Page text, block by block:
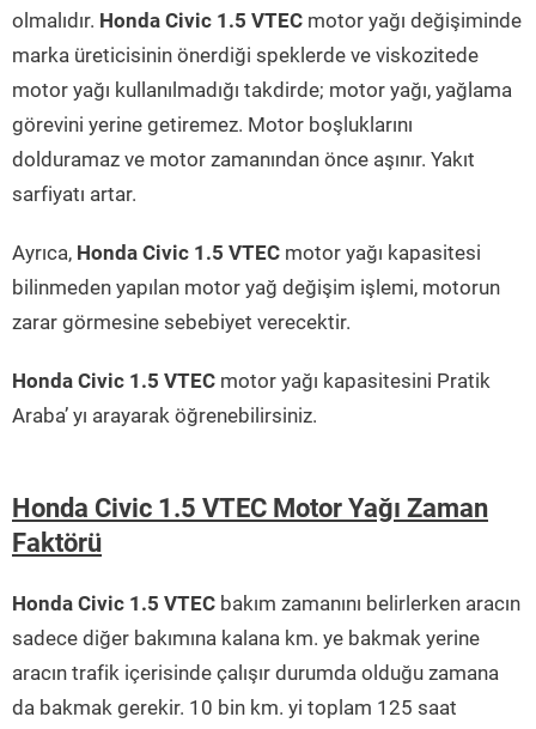
olmalıdır. Honda Civic 1.5 VTEC motor yağı değişiminde
marka üreticisinin önerdiği speklerde ve viskozitede
motor yağı kullanılmadığı takdirde; motor yağı, yağlama
görevini yerine getiremez. Motor boşluklarını
dolduramaz ve motor zamanından önce aşınır. Yakıt
sarfiyatı artar.
Ayrıca, Honda Civic 1.5 VTEC motor yağı kapasitesi
bilinmeden yapılan motor yağ değişim işlemi, motorun
zarar görmesine sebebiyet verecektir.
Honda Civic 1.5 VTEC motor yağı kapasitesini Pratik
Araba’ yı arayarak öğrenebilirsiniz.
Honda Civic 1.5 VTEC Motor Yağı Zaman
Faktörü
Honda Civic 1.5 VTEC bakım zamanını belirlerken aracın
sadece diğer bakımına kalana km. ye bakmak yerine
aracın trafik içerisinde çalışır durumda olduğu zamana
da bakmak gerekir. 10 bin km. yi toplam 125 saat